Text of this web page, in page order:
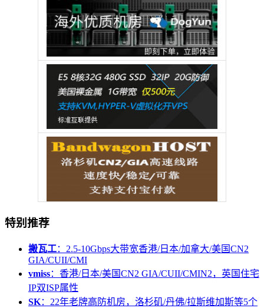
特别推荐
搬瓦工：2.5-10Gbps大带宽香港/日本/加拿大/美国CN2
GIA/CUII/CMI
vmiss：香港/日本/美国CN2 GIA/CUII/CMIN2，英国住宅
IP双ISP属性
SK：22年老牌高防机房，洛杉矶/丹佛/拉斯维加斯等5个